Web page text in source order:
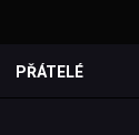
PŘÁTELÉ